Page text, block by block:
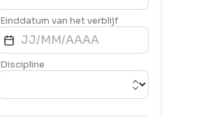
Einddatum van het verblijf
Discipline